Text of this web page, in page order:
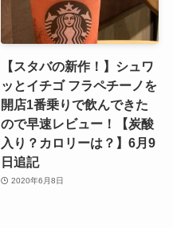
【スタバの新作！】シュワ
ッとイチゴ フラペチーノを
開店1番乗りで飲んできた
ので早速レビュー！【炭酸
入り？カロリーは？】6月9
日追記
2020年6月8日